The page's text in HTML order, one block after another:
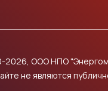
2026, ООО НПО
не являются